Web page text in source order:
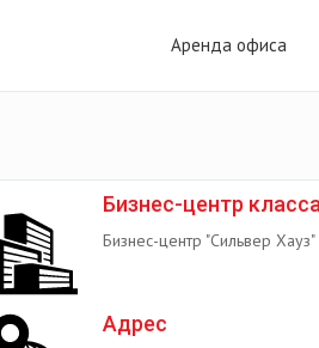
Аренда офиса
Бизнес-центр
Бизнес-центр "Сильвер
Адрес